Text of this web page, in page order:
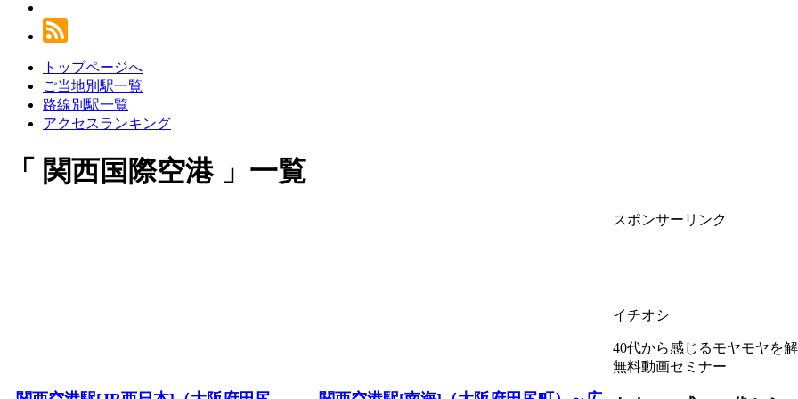
トップページへ
ご当地別駅一覧
路線別駅一覧
アクセスランキング
関西国際空港 一覧
スポンサーリンク
イチオシ
40代から感じるモヤモヤを
無料動画セミナー